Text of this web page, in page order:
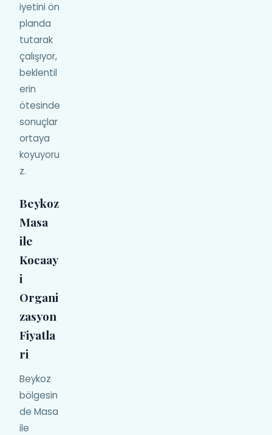
iyetini ön
planda
tutarak
çalışıyor,
beklentil
erin
ötesinde
sonuçlar
ortaya
koyuyoru
z.
Beykoz
Masa
ile
Kocaay
i
Organi
zasyon
Fiyatla
ri
Beykoz
bölgesin
de Masa
ile